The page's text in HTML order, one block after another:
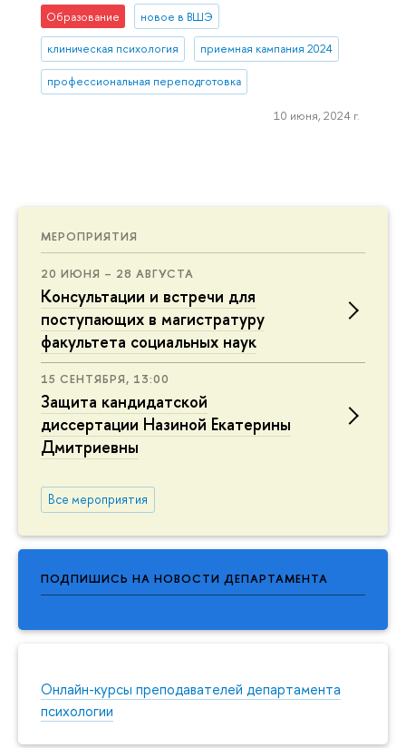
МЕРОПРИЯТИЯ
20 ИЮНЯ – 28 АВГУСТА
Консультации и встречи для
поступающих в магистратуру
факультета социальных наук
15 СЕНТЯБРЯ, 13:00
Защита кандидатской
диссертации Назиной Екатерины
Дмитриевны
Все мероприятия
ПОДПИШИСЬ НА НОВОСТИ ДЕПАРТАМЕНТА
Онлайн-курсы преподавателей департамента
психологии
Образование новое в ВШЭ
клиническая психология приемная кампания 2024
профессиональная переподготовка
10 июня, 2024 г.